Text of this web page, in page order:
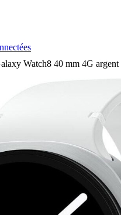
Watch8 40 mm 4G argent